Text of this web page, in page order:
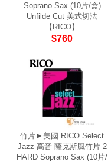
Soprano Sax (10片/盒)
Unfilde Cut 美式切法
【RICO】
$760
竹片►美國 RICO Select
Jazz 高音 薩克斯風竹片 2
HARD Soprano Sax (10片/